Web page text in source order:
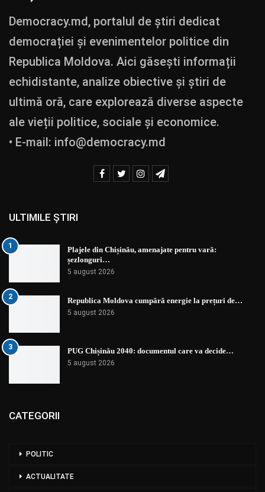
Democracy.md, portalul de știri dedicat
democrației și evenimentelor politice din
Republica Moldova. Aici găsești informații
echidistante, analize obiective și știri de
ultimă oră, care explorează diverse aspecte
ale vieții politice, sociale și economice.
• E-mail: info@democracy.md
ULTIMILE ȘTIRI
1
Plajele din Chișinău, amenajate pentru vară:
șezlonguri…
5 august 2026
2 Republica Moldova cumpără energie la prețuri de…
5 august 2026
3 PUG Chișinău 2040: documentul care va decide…
5 august 2026
CATEGORII
POLITIC
ACTUALITATE